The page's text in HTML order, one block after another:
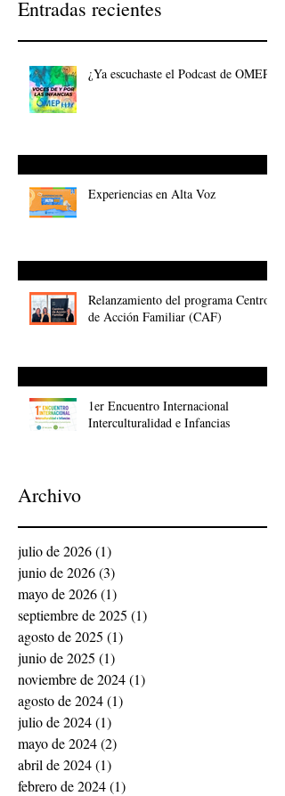
Entradas recientes
¿Ya escuchaste el Podcast de OMEP?
Experiencias en Alta Voz
Relanzamiento del programa Centros
de Acción Familiar (CAF)
1er Encuentro Internacional
Interculturalidad e Infancias
Archivo
julio de 2026(1)
junio de 2026(3)
mayo de 2026(1)
septiembre de 2025 (1)
agosto de 2025 (1)
junio de 2025 (1)
noviembre de 2024(1)
agosto de 2024(1)
julio de 2024(1)
mayo de 2024(2)
abril de 2024(1)
febrero de 2024(1)